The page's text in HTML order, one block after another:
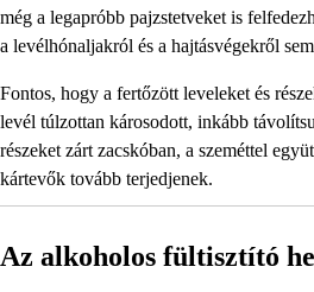
még a legapróbb pajzstetveket is
a levélhónaljakról és a hajtásvégekről
Fontos, hogy a fertőzött leveleket és
levél túlzottan károsodott, inkább
részeket zárt zacskóban, a szeméttel
kártevők tovább terjedjenek.
Az alkoholos fültisztító